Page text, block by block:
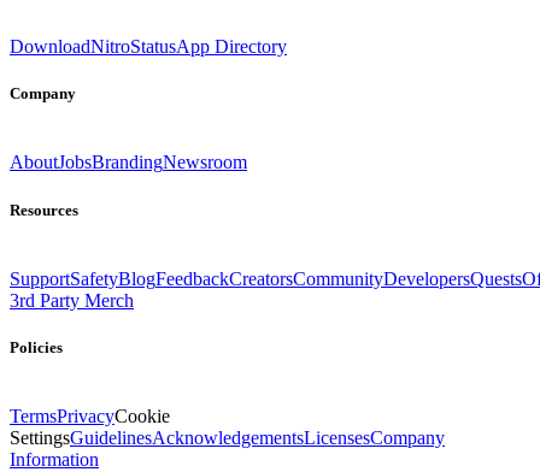
DownloadNitroStatusApp Directory
Company
AboutJobsBrandingNewsroom
Resources
SupportSafetyBlogFeedbackCreatorsCommunityDevelopersQuests
3rd Party Merch
Policies
TermsPrivacyCookie
SettingsGuidelinesAcknowledgementsLicensesCompany
Information